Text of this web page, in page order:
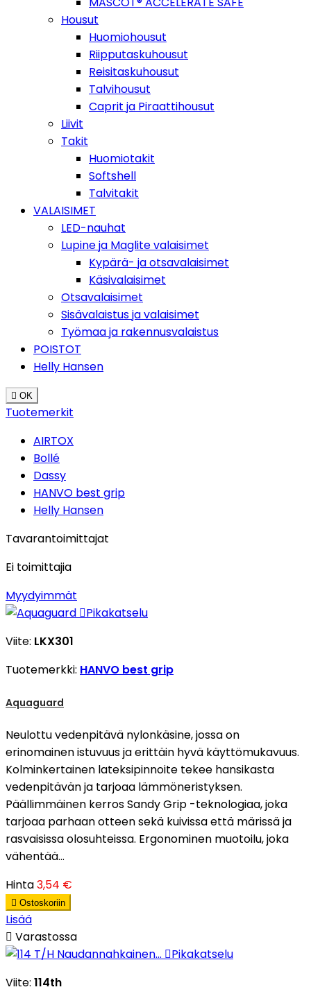
Housut
Huomiohousut
Riipputaskuhousut
Reisitaskuhousut
Talvihousut
Caprit ja Piraattihousut
Liivit
Takit
Huomiotakit
Softshell
Talvitakit
VALAISIMET
LED-nauhat
Lupine ja Maglite valaisimet
Kypärä- ja otsavalaisimet
Käsivalaisimet
Otsavalaisimet
Sisävalaistus ja valaisimet
Työmaa ja rakennusvalaistus
POISTOT
Helly Hansen
 OK
Tuotemerkit
AIRTOX
Bollé
Dassy
HANVO best grip
Helly Hansen
Tavarantoimittajat
Ei toimittajia
Myydyimmät
Pikakatselu
Viite: LKX301
Tuotemerkki: HANVO best grip
Aquaguard
Neulottu vedenpitävä nylonkäsine, jossa on
erinomainen istuvuus ja erittäin hyvä käyttömukavuus.
Kolminkertainen lateksipinnoite tekee hansikasta
vedenpitävän ja tarjoaa lämmöneristyksen.
Päällimmäinen kerros Sandy Grip -teknologiaa, joka
tarjoaa parhaan otteen sekä kuivissa että märissä ja
rasvaisissa olosuhteissa. Ergonominen muotoilu, joka
vähentää...
Hinta3,54 €
 Ostoskoriin
Lisää
 Varastossa
Pikakatselu
Viite: 114th